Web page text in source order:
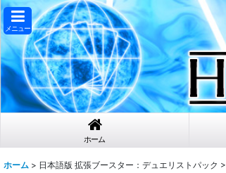
メニュー
ホーム
ホーム > 日本語版 拡張ブースター：デュエリストパック >